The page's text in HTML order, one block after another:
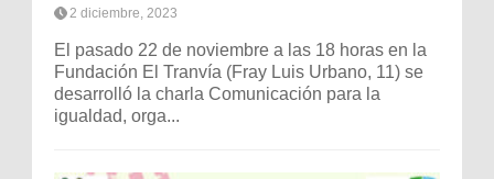
2 diciembre, 2023
El pasado 22 de noviembre a las 18 horas en la
Fundación El Tranvía (Fray Luis Urbano, 11) se
desarrolló la charla Comunicación para la
igualdad, orga...